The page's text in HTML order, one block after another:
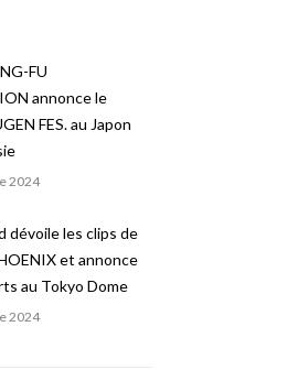
FU
annonce le
FES. au Japon
2024
dévoile les clips de
et annonce
au Tokyo Dome
2024